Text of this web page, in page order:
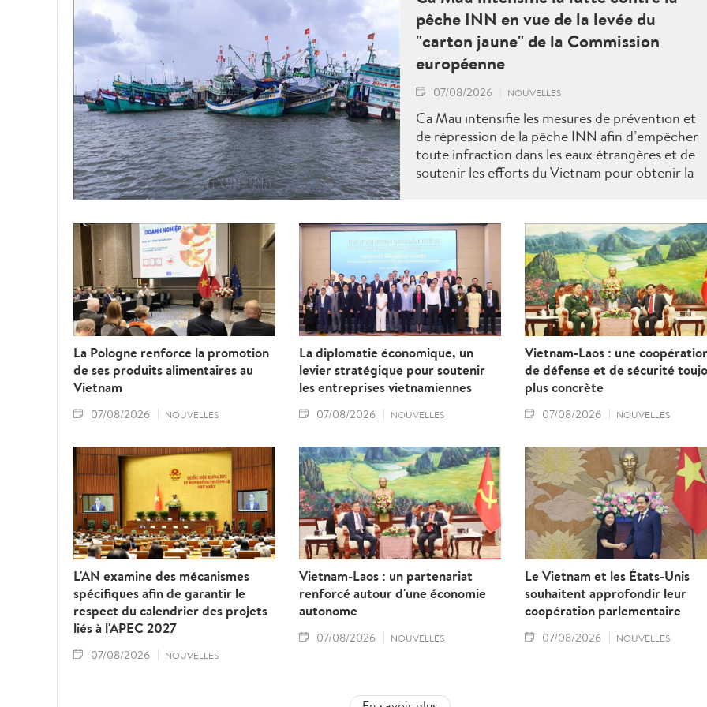
pêche INN en vue de la levée du
"carton jaune" de la Commission
européenne
07/08/2026 NOUVELLES
Ca Mau intensifie les mesures de prévention et
de répression de la pêche INN afin d’empêcher
toute infraction dans les eaux étrangères et de
soutenir les efforts du Vietnam pour obtenir la
La Pologne renforce la promotion
de ses produits alimentaires au
Vietnam
07/08/2026 NOUVELLES
La diplomatie économique, un
levier stratégique pour soutenir
les entreprises vietnamiennes
07/08/2026 NOUVELLES
Vietnam-Laos : une
de défense et de sécurité
plus concrète
07/08/2026 NOUVELLES
L'AN examine des mécanismes
spécifiques afin de garantir le
respect du calendrier des projets
liés à l'APEC 2027
07/08/2026 NOUVELLES
Vietnam-Laos : un partenariat
renforcé autour d'une économie
autonome
07/08/2026 NOUVELLES
Le Vietnam et les États-Unis
souhaitent approfondir leur
coopération parlementaire
07/08/2026 NOUVELLES